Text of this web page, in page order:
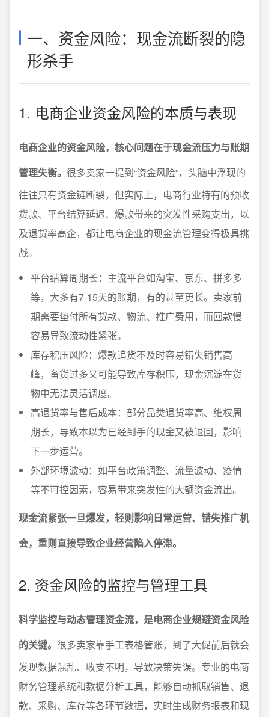
一、资金风险：现金流断裂的隐
形杀手
1. 电商企业资金风险的本质与表现
电商企业的资金风险，核心问题在于现金流压力与账期
管理失衡。 很多卖家一提到“资金风险”，头脑中浮现的
往往只有资金链断裂，但实际上，电商行业特有的预收
货款、平台结算延迟、爆款带来的突发性采购支出，以
及退货率高企，都让电商企业的现金流管理变得极具挑
战。
平台结算周期长：主流平台如淘宝、京东、拼多多
等，大多有7-15天的账期，有的甚至更长。卖家前
期需要垫付所有货款、物流、推广费用，而回款慢
容易导致流动性紧张。
库存积压风险：爆款追货不及时容易错失销售高
峰，备货过多又可能导致库存积压，现金沉淀在货
物中无法灵活调度。
高退货率与售后成本：部分品类退货率高、维权周
期长，导致本以为已经到手的现金又被退回，影响
下一步运营。
外部环境波动：如平台政策调整、流量波动、疫情
等不可控因素，容易带来突发性的大额资金流出。
现金流紧张一旦爆发，轻则影响日常运营、错失推广机
会，重则直接导致企业经营陷入停滞。
2. 资金风险的监控与管理工具
科学监控与动态管理资金流，是电商企业规避资金风险
的关键。 很多卖家靠手工表格管账，到了大促前后就会
发现数据混乱、收支不明，导致决策失误。专业的电商
财务管理系统和数据分析工具，能够自动抓取销售、退
款、采购、库存等各环节数据，实时生成财务报表和现